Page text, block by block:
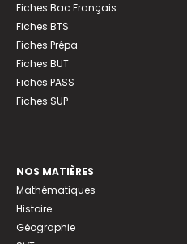
Fiches Bac Français
Fiches BTS
Fiches Prépa
Fiches BUT
Fiches PASS
Fiches SUP
NOS MATIÈRES
Mathématiques
Histoire
Géographie